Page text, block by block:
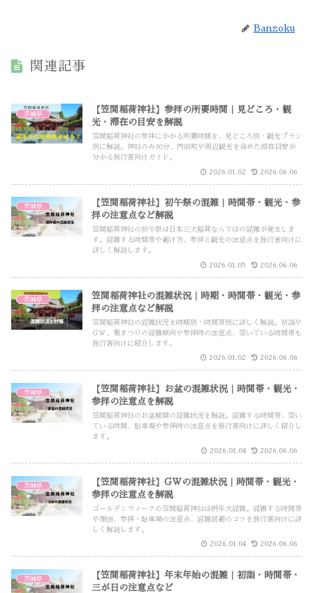
Banzoku
関連記事
茨城県
【笠間稲荷神社】参拝の所要時間｜見どころ・観
光・滞在の目安を解説
笠間稲荷神社の参拝にかかる所要時間を、見どころ別・観光プラン
別に解説。神社のみ30分、門前町や周辺観光を含めた滞在目安が
分かる旅行客向けガイド。
2026.01.02 2026.06.06
茨城県
【笠間稲荷神社】初午祭の混雑｜時間帯・観光・参
拝の注意点など解説
笠間稲荷神社の初午祭は日本三大稲荷ならではの混雑が発生しま
す。混雑する時間帯や避け方、参拝と観光の注意点を旅行者向けに
詳しく解説します。
2026.01.05 2026.06.06
茨城県
笠間稲荷神社の混雑状況｜時期・時間帯・観光・参
拝の注意点など解説
笠間稲荷神社の混雑状況を時期別・時間帯別に詳しく解説。初詣や
GW、菊まつりの混雑傾向や参拝時の注意点、空いている時間帯も
旅行客向けに紹介します。
2026.01.02 2026.06.06
茨城県
【笠間稲荷神社】お盆の混雑状況｜時間帯・観光・
参拝の注意点を解説
笠間稲荷神社のお盆期間の混雑状況を解説。混雑する時間帯、空い
ている時間、駐車場や参拝時の注意点を旅行客向けに詳しく紹介し
ます。
2026.01.04 2026.06.06
茨城県
【笠間稲荷神社】GWの混雑状況｜時間帯・観光・
参拝の注意点を解説
ゴールデンウィークの笠間稲荷神社は例年大混雑。混雑する時間帯
や理由、参拝・駐車場の注意点、混雑回避のコツを旅行客向けに詳
しく解説します。
2026.01.04 2026.06.06
茨城県
【笠間稲荷神社】年末年始の混雑｜初詣・時間帯・
三が日の注意点など